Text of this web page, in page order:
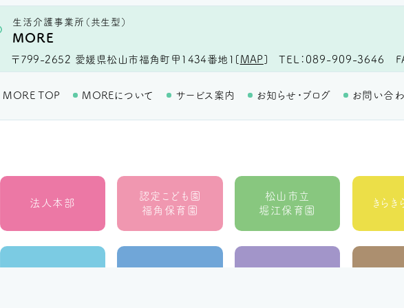
生活介護事業所（共生型）
MORE
〒799-2652 愛媛県松山市福角町甲1434番地1 [ MAP ] TEL 089-909-3646
MORE TOP MOREについて サービス案内 お知らせ・ブログ お問い合
法人本部
認定こども園
福角保育園
松山市立
堀江保育園
きらき